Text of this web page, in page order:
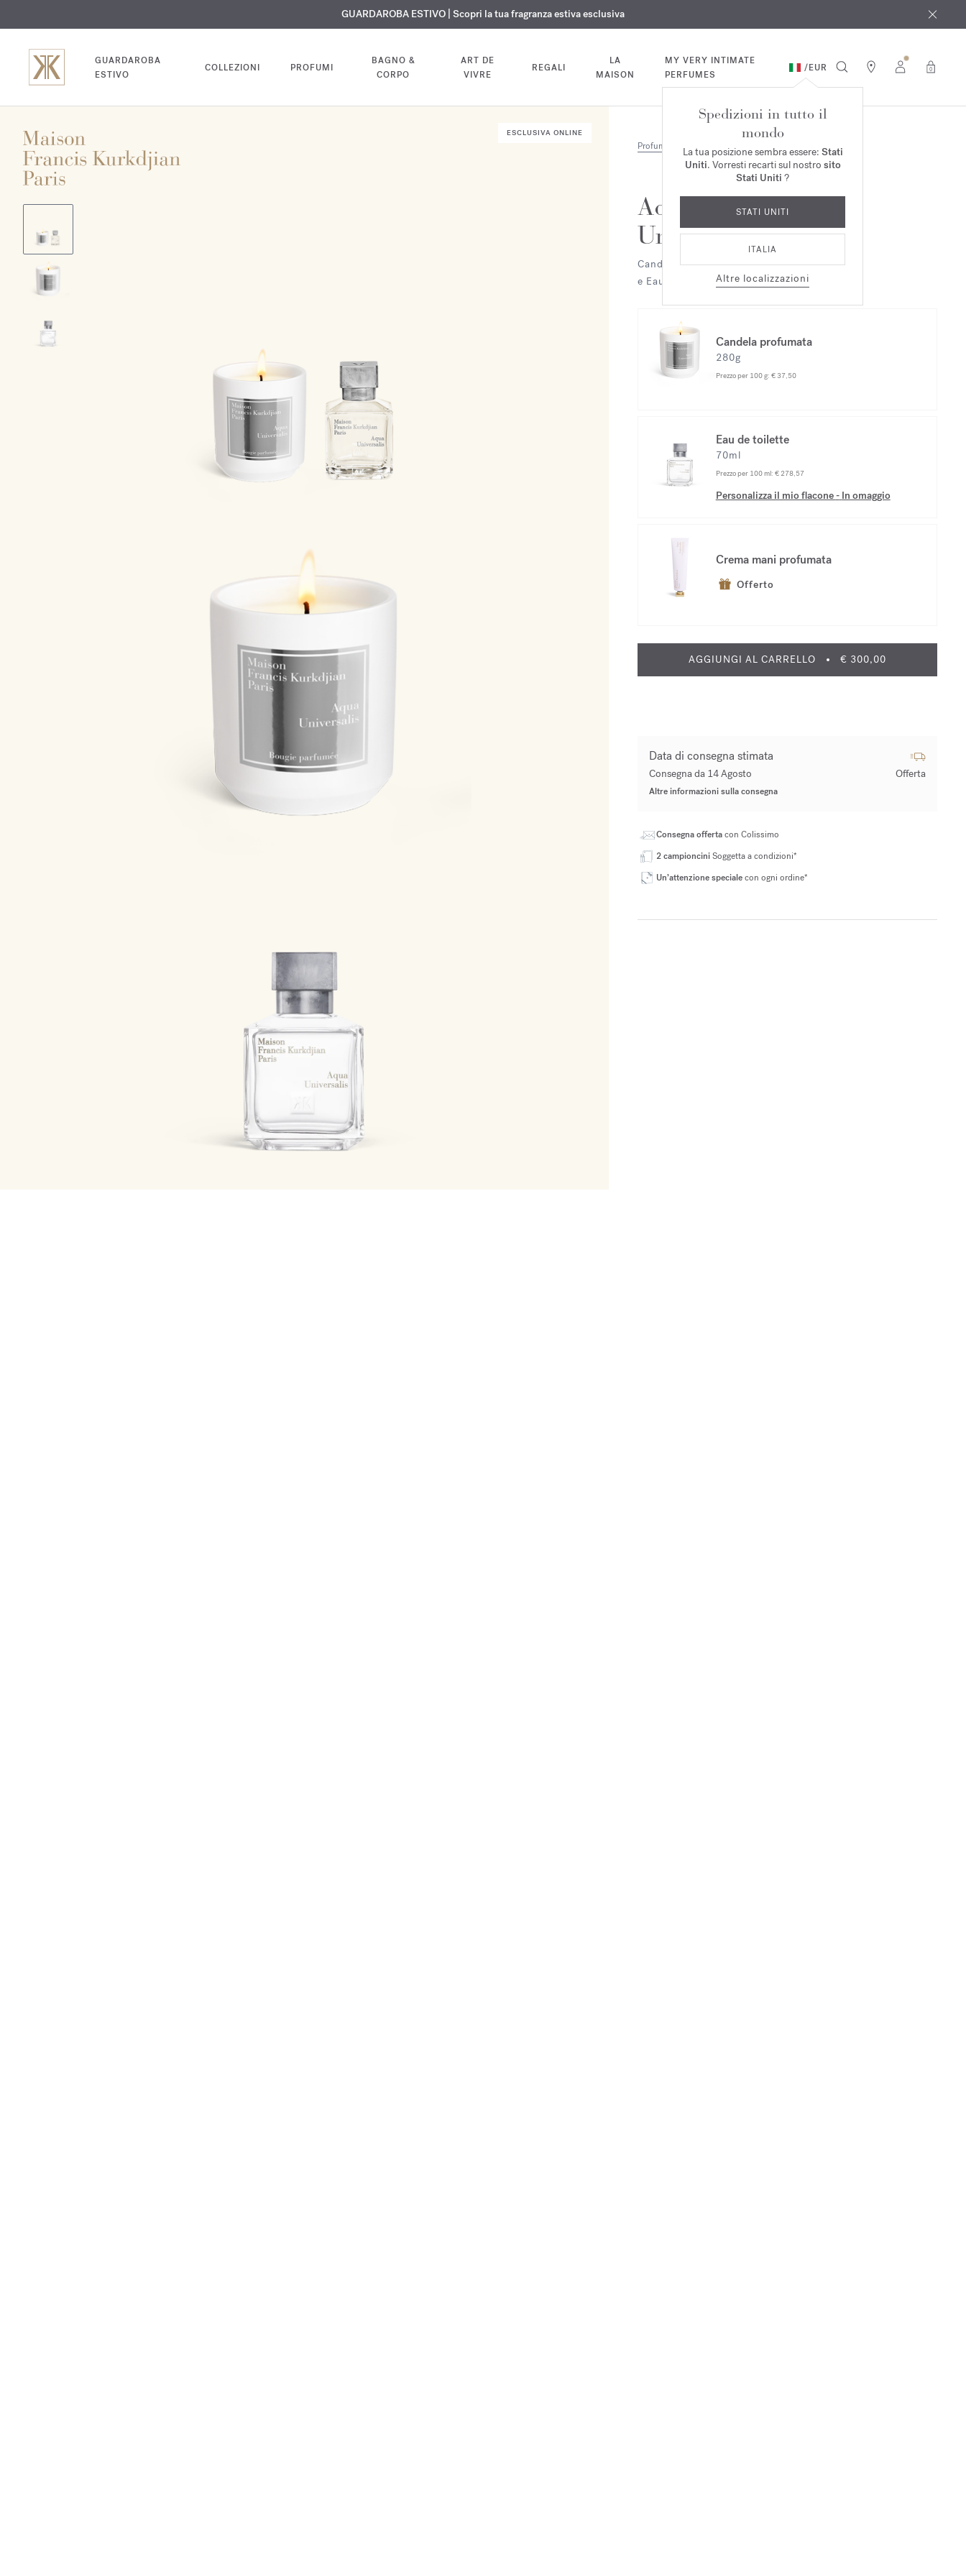
ESCLUSIVO | Scopri la nuova fragranza OUDvelvet moodnel tuo ordine*
INCISIONE GRATUITA | Su tutte le fragranze e gli oli per il corpo fino al 9 agosto
GUARDAROBA ESTIVO | Scopri la tua fragranza estiva esclusiva
GUARDAROBA
ESTIVO
COLLEZIONI PROFUMI
BAGNO &
CORPO
ART DE
VIVRE
REGALI
LA
MAISON
MY VERY INTIMATE
PERFUMES
/EUR 0
Spedizioni in tutto il
mondo
La tua posizione sembra essere: Stati
Uniti. Vorresti recarti sul nostro sito
Stati Uniti ?
STATI UNITI
ITALIA
Altre localizzazioni
ESCLUSIVA ONLINE
Profumi Duo & Trio
Aqua
Universalis
Candela profumata
e Eau de toilette Duo
Candela profumata
280g
Prezzo per 100 g: € 37,50
Eau de toilette
70ml
Prezzo per 100 ml: € 278,57
Personalizza il mio flacone- In omaggio
Crema mani profumata
Offerto
AGGIUNGI AL CARRELLO € 300,00
Data di consegna stimata
Consegna da 14 Agosto Offerta
Altre informazioni sulla consegna
Consegna offertacon Colissimo
2 campionciniSoggetta a condizioni*
Un’attenzione specialecon ogni ordine*